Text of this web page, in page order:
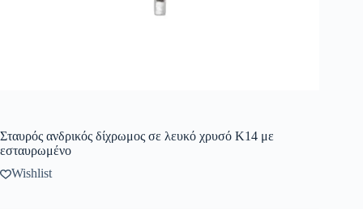
Σταυρός ανδρικός δίχρωμος σε λευκό χρυσό Κ14 με
εσταυρωμένο
Wishlist